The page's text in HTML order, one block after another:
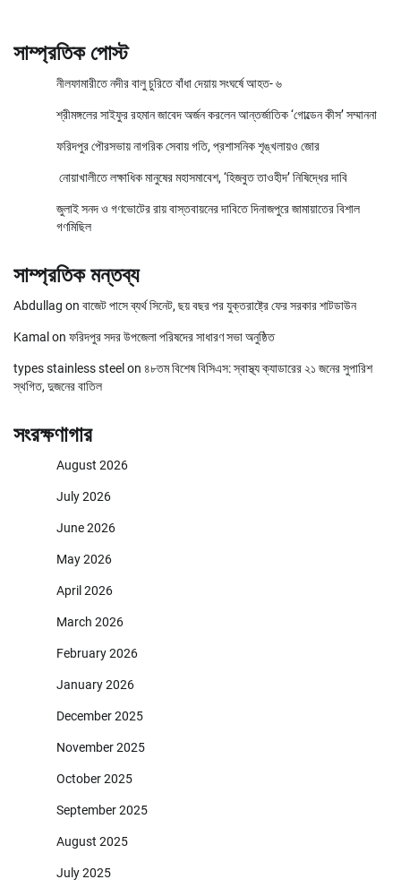
সাম্প্রতিক পোস্ট
নীলফামারীতে নদীর বালু চুরিতে বাঁধা দেয়ায় সংঘর্ষে আহত- ৬
শ্রীমঙ্গলের সাইফুর রহমান জাবেদ অর্জন করলেন আন্তর্জাতিক ‘গোল্ডেন কীস’ সম্মাননা
ফরিদপুর পৌরসভায় নাগরিক সেবায় গতি, প্রশাসনিক শৃঙ্খলায়ও জোর
নোয়াখালীতে লক্ষাধিক মানুষের মহাসমাবেশ, ‘হিজবুত তাওহীদ’ নিষিদ্ধের দাবি
জুলাই সনদ ও গণভোটের রায় বাস্তবায়নের দাবিতে দিনাজপুরে জামায়াতের বিশাল
গণমিছিল
সাম্প্রতিক মন্তব্য
Abdullag on বাজেট পাসে ব্যর্থ সিনেট, ছয় বছর পর যুক্তরাষ্ট্রে ফের সরকার শাটডাউন
Kamal on ফরিদপুর সদর উপজেলা পরিষদের সাধারণ সভা অনুষ্ঠিত
types stainless steel on ৪৮তম বিশেষ বিসিএস: স্বাস্থ্য ক্যাডারের ২১ জনের সুপারিশ
স্থগিত, দুজনের বাতিল
সংরক্ষণাগার
August 2026
July 2026
June 2026
May 2026
April 2026
March 2026
February 2026
January 2026
December 2025
November 2025
October 2025
September 2025
August 2025
July 2025